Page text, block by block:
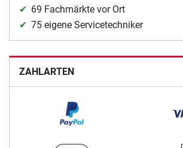
69 Fachmärkte vor Ort
75 eigene Servicetechniker
ZAHLARTEN